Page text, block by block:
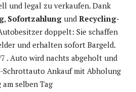
und legal zu verkaufen. Dank
, Sofortzahlung und Recycling-
doppelt: Sie schaffen
und erhalten sofort Bargeld.
. Auto wird nachts abgeholt und
Schrottauto Ankauf mit Abholung
selben Tag